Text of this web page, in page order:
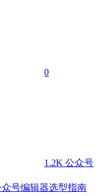
0
1.2K 公众号
号编辑器选型指南